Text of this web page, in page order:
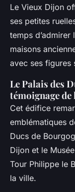
Le Vieux Dijon
ses petites
temps
maisons
avec ses figures
Le Palais des
témoignage
Cet édifice
emblématiques
Ducs de
Dijon et le
Tour Philippe le
la ville.